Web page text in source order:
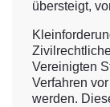
übersteigt,
Vereinigten
Verfahren
werden.